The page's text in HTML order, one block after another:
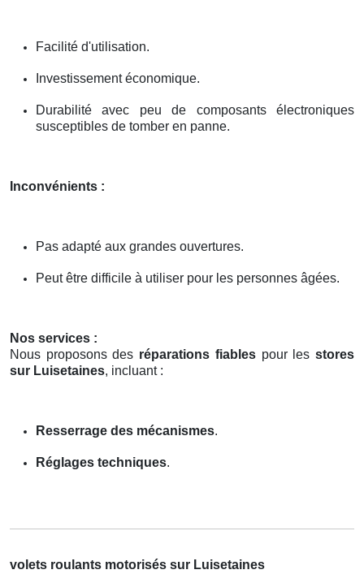
Facilité d'utilisation.
Investissement économique.
Durabilité avec peu de composants électroniques
susceptibles de tomber en panne.
Inconvénients :
Pas adapté aux grandes ouvertures.
Peut être difficile à utiliser pour les personnes âgées.
Nos services :
Nous proposons des réparations fiablespour lesstores
sur Luisetaines, incluant :
Resserrage des mécanismes.
Réglages techniques.
volets roulants motorisés sur Luisetaines